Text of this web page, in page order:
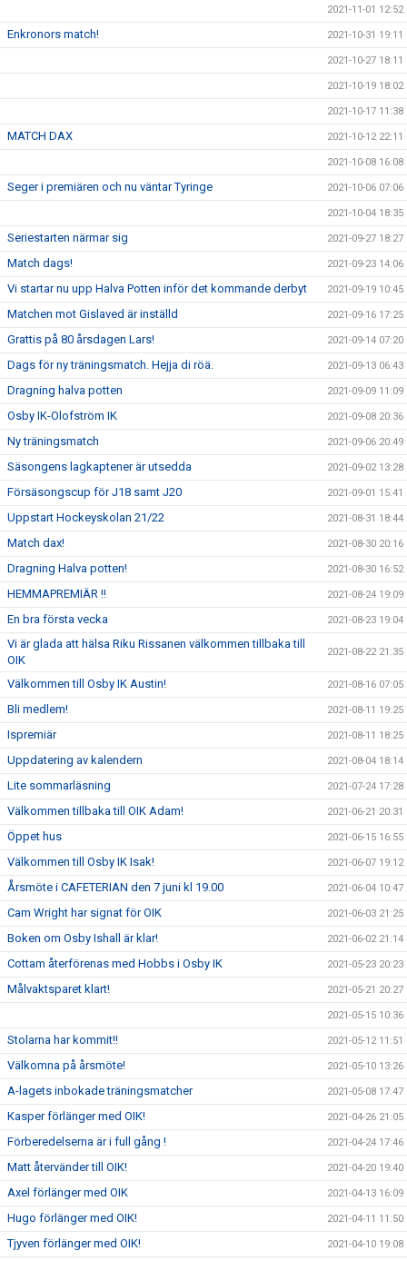
2021-11-01 12:52
Enkronors match! 2021-10-31 19:11
2021-10-27 18:11
2021-10-19 18:02
2021-10-17 11:38
MATCH DAX 2021-10-12 22:11
2021-10-08 16:08
Seger i premiären och nu väntar Tyringe 2021-10-06 07:06
2021-10-04 18:35
Seriestarten närmar sig 2021-09-27 18:27
Match dags! 2021-09-23 14:06
Vi startar nu upp Halva Potten inför det kommande derbyt 2021-09-19 10:45
Matchen mot Gislaved är inställd 2021-09-16 17:25
Grattis på 80 årsdagen Lars! 2021-09-14 07:20
Dags för ny träningsmatch. Hejja di röä. 2021-09-13 06:43
Dragning halva potten 2021-09-09 11:09
Osby IK-Olofström IK 2021-09-08 20:36
Ny träningsmatch 2021-09-06 20:49
Säsongens lagkaptener är utsedda 2021-09-02 13:28
Försäsongscup för J18 samt J20 2021-09-01 15:41
Uppstart Hockeyskolan 21/22 2021-08-31 18:44
Match dax! 2021-08-30 20:16
Dragning Halva potten! 2021-08-30 16:52
HEMMAPREMIÄR !! 2021-08-24 19:09
En bra första vecka 2021-08-23 19:04
Vi är glada att hälsa Riku Rissanen välkommen tillbaka till
OIK
2021-08-22 21:35
Välkommen till Osby IK Austin! 2021-08-16 07:05
Bli medlem! 2021-08-11 19:25
Ispremiär 2021-08-11 18:25
Uppdatering av kalendern 2021-08-04 18:14
Lite sommarläsning 2021-07-24 17:28
Välkommen tillbaka till OIK Adam! 2021-06-21 20:31
Öppet hus 2021-06-15 16:55
Välkommen till Osby IK Isak! 2021-06-07 19:12
Årsmöte i CAFETERIAN den 7 juni kl 19.00 2021-06-04 10:47
Cam Wright har signat för OIK 2021-06-03 21:25
Boken om Osby Ishall är klar! 2021-06-02 21:14
Cottam återförenas med Hobbs i Osby IK 2021-05-23 20:23
Målvaktsparet klart! 2021-05-21 20:27
2021-05-15 10:36
Stolarna har kommit!! 2021-05-12 11:51
Välkomna på årsmöte! 2021-05-10 13:26
A-lagets inbokade träningsmatcher 2021-05-08 17:47
Kasper förlänger med OIK! 2021-04-26 21:05
Förberedelserna är i full gång ! 2021-04-24 17:46
Matt återvänder till OIK! 2021-04-20 19:40
Axel förlänger med OIK 2021-04-13 16:09
Hugo förlänger med OIK! 2021-04-11 11:50
Tjyven förlänger med OIK! 2021-04-10 19:08